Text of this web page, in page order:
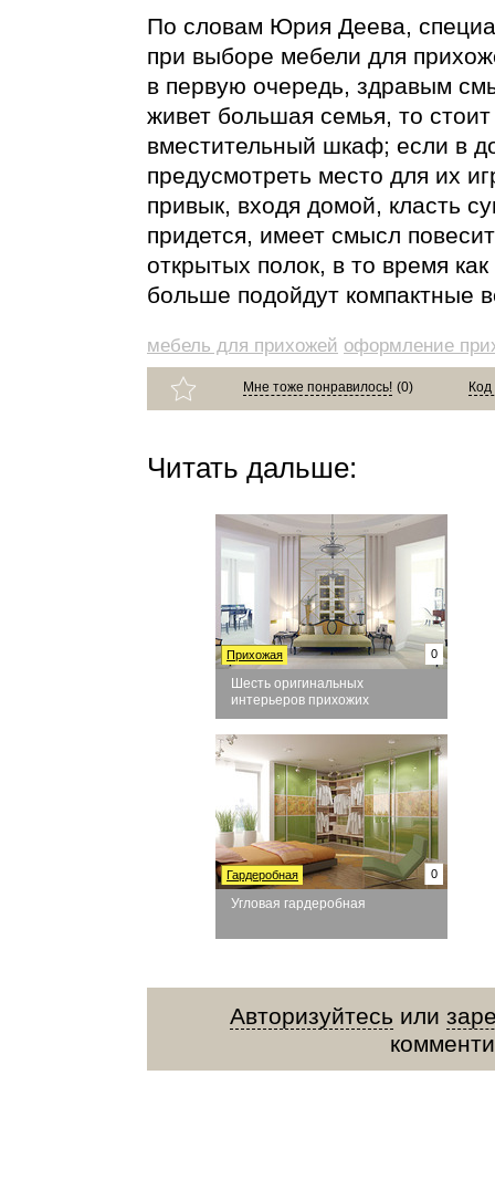
По словам Юрия Деева,
при выборе мебели для
в первую очередь, здравым
живет большая семья, то
вместительный шкаф; если в
предусмотреть место для их
привык, входя домой, класть
придется, имеет смысл
открытых полок, в то время
больше подойдут компактные
мебель для прихожей оформление
Мне тоже понравилось! (0) Код
Читать дальше:
Шесть оригинальных
интерьеров прихожих
0
Прихожая
Угловая гардеробная
0
Гардеробная
Авторизуйтесь или